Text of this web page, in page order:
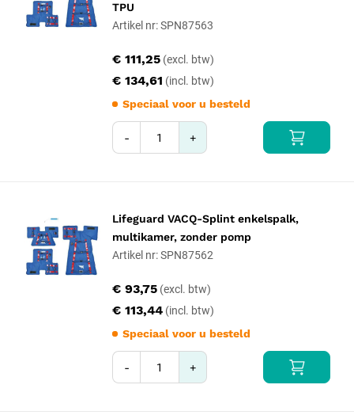
TPU
Artikel nr: SPN87563
€ 134,61
€ 111,25
Speciaal voor u besteld
- +
Lifeguard VACQ-Splint enkelspalk,
multikamer, zonder pomp
Artikel nr: SPN87562
€ 113,44
€ 93,75
Speciaal voor u besteld
- +